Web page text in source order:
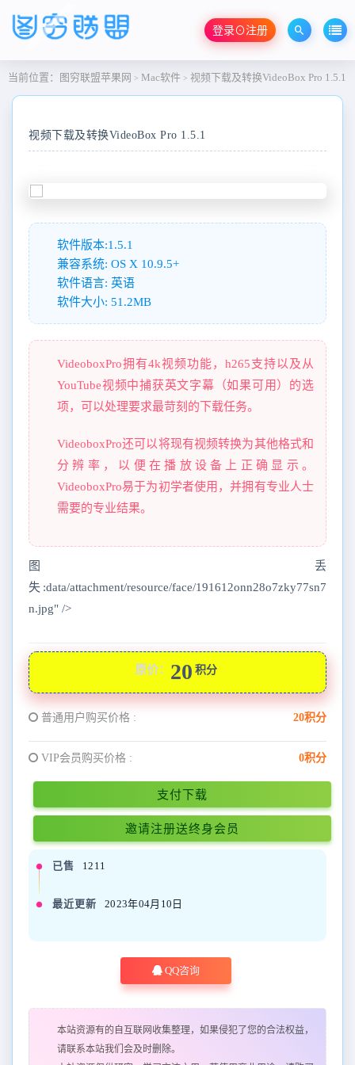
登录⊙注册
当前位置： 图穷联盟苹果网 > Mac软件 > 视频下载及转换VideoBox Pro 1.5.1
视频下载及转换VideoBox Pro 1.5.1
软件版本:1.5.1
兼容系统: OS X 10.9.5+
软件语言: 英语
软件大小: 51.2MB
VideoboxPro拥有4k视频功能，h265支持以及从
YouTube视频中捕获英文字幕（如果可用）的选
项，可以处理要求最苛刻的下载任务。
VideoboxPro还可以将现有视频转换为其他格式和
分辨率，以便在播放设备上正确显示。
VideoboxPro易于为初学者使用，并拥有专业人士
需要的专业结果。
图丢
失:data/attachment/resource/face/191612onn28o7zky77sn7
n.jpg" />
原价： 20 积分
普通用户购买价格 : 20积分
VIP会员购买价格 : 0积分
支付下载
邀请注册送终身会员
已售 1211
最近更新 2023年04月10日
QQ咨询
本站资源有的自互联网收集整理，如果侵犯了您的合法权益，
请联系本站我们会及时删除。